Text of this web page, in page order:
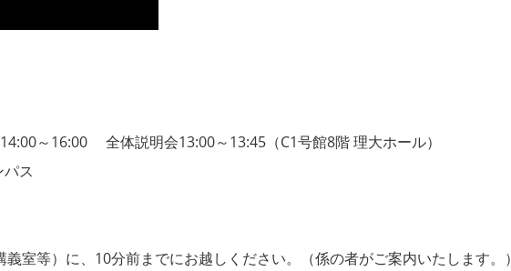
～16:00 全体説明会13:00～13:45（C1号館8階 理大ホール）
ス
室等）に、10分前までにお越しください。（係の者がご案内いたします。）